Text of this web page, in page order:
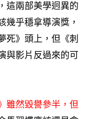
這兩部美學迥異的
幾乎穩拿導演獎，
死》頭上，但《刺
與影片反過來的可
雖然毀譽參半，但